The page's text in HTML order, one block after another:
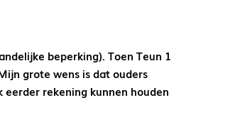
beperking). Toen Teun 1
grote wens is dat ouders
eerder rekening kunnen houden